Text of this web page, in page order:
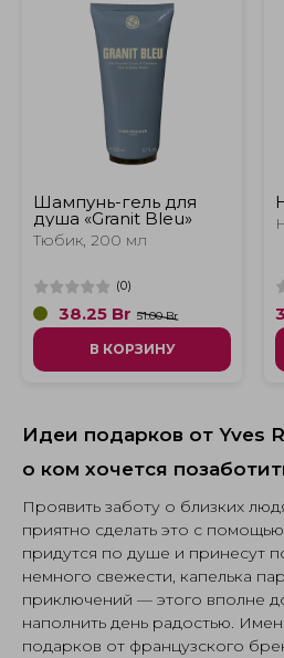
Шампунь-гель для
душа «Granit Bleu»
Тюбик, 200 мл
(0)
38.25 Br 51.00 Br
В КОРЗИНУ
Идеи подарков от Yves
о ком хочется
Проявить заботу о близких
приятно сделать это с
придутся по душе и принесут
немного свежести, капелька
приключений — этого вполне
наполнить день радостью.
подарков от французского